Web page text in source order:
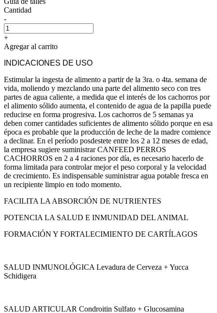
Cantidad
-
+
Agregar al carrito
INDICACIONES DE USO
Estimular la ingesta de alimento a partir de la 3ra. o 4ta. semana de
vida, moliendo y mezclando una parte del alimento seco con tres
partes de agua caliente, a medida que el interés de los cachorros por
el alimento sólido aumenta, el contenido de agua de la papilla puede
reducirse en forma progresiva. Los cachorros de 5 semanas ya
deben comer cantidades suficientes de alimento sólido porque en esa
época es probable que la producción de leche de la madre comience
a declinar. En el período posdestete entre los 2 a 12 meses de edad,
la empresa sugiere suministrar CANFEED PERROS
CACHORROS en 2 a 4 raciones por día, es necesario hacerlo de
forma limitada para controlar mejor el peso corporal y la velocidad
de crecimiento. Es indispensable suministrar agua potable fresca en
un recipiente limpio en todo momento.
FACILITA LA ABSORCIÓN DE NUTRIENTES
POTENCIA LA SALUD E INMUNIDAD DEL ANIMAL
FORMACIÓN Y FORTALECIMIENTO DE CARTÍLAGOS
SALUD INMUNOLÓGICA Levadura de Cerveza + Yucca
Schidigera
SALUD ARTICULAR Condroitin Sulfato + Glucosamina